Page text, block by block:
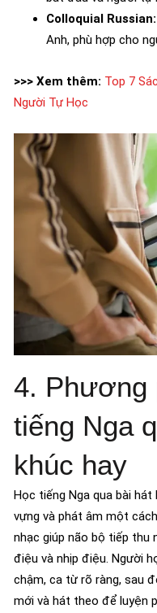
Colloquial Russian:
Anh, phù hợp cho
>>> Xem thêm: Top 7
Người Tự Học
4. Phương
tiếng Nga
khúc hay
Học tiếng Nga qua bài
vựng và phát âm một
nhạc giúp não bộ tiếp thu
điệu và nhịp điệu. Người
chậm, ca từ rõ ràng, sau
mới và hát theo để luyện